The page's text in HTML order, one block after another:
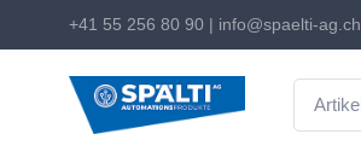
+41 55 256 80 90 | info@spaelti-ag.ch